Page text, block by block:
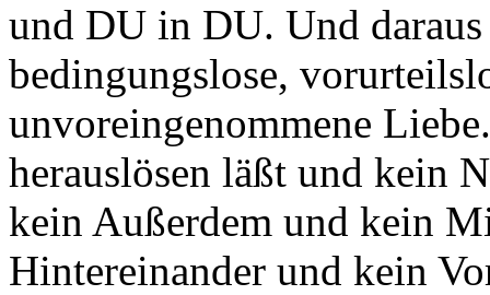
und DU in DU. Und
bedingungslose,
unvoreingenommene
herauslösen läßt und kein
kein Außerdem und kein
Hintereinander und kein